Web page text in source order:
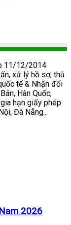
11/12/2014
xử lý hồ sơ, thủ
tế & Nhận đổi
Hàn Quốc,
hạn giấy phép
Đà Nẵng...
2026